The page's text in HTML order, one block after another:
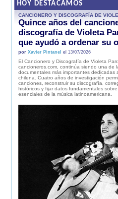
HOY DESTACAMOS
CANCIONERO Y DISCOGRAFÍA DE
Quince años del
discografía de Violeta
que ayudó a ordenar su
por Xavier Pintanel el 13/07/2026
El Cancionero y Discografía de Violeta
cancioneros.com, continúa siendo una de
documentales más importantes dedicadas
chilena. Cuatro años de investigación
canciones, reconstruir su discografía,
históricos y fijar datos fundamentales
esenciales de la música latinoamericana.